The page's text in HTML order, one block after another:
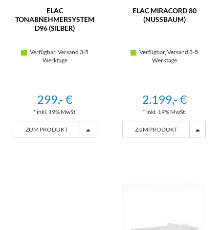
ELAC
TONABNEHMERSYSTEM
D96 (SILBER)
Verfügbar, Versand 3-5
Werktage
299,- €
* inkl. 19% MwSt.
ZUM PRODUKT
ELAC MIRACORD 80
(NUSSBAUM)
Verfügbar, Versand 3-5
Werktage
2.199,- €
* inkl. 19% MwSt.
ZUM PRODUKT